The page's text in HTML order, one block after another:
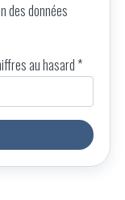
des données
au hasard *